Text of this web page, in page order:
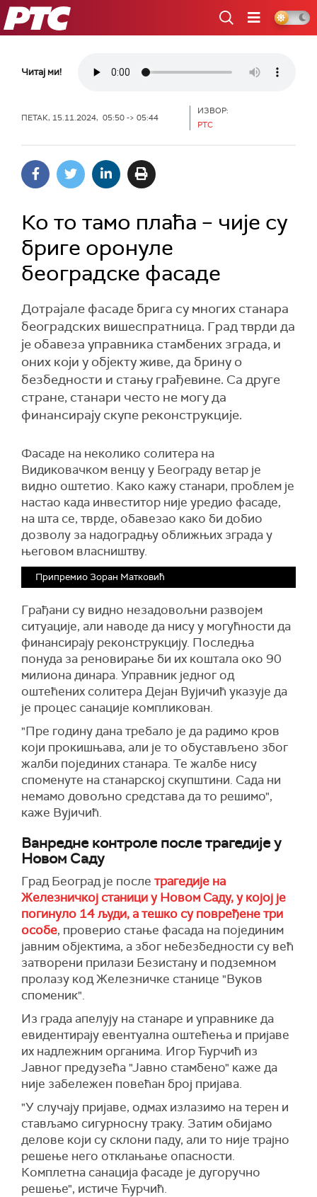
РТС
Читај ми!
ПЕТАК, 15.11.2024, 05:50 -> 05:44
ИЗВОР:
РТС
Ко то тамо плаћа – чије су
бриге оронуле
београдске фасаде
Дотрајале фасаде брига су многих станара
београдских вишеспратница. Град тврди да
је обавеза управника стамбених зграда, и
оних који у објекту живе, да брину о
безбедности и стању грађевине. Са друге
стране, станари често не могу да
финансирају скупе реконструкције.
Фасаде на неколико солитера на
Видиковачком венцу у Београду ветар је
видно оштетио. Како кажу станари, проблем је
настао када инвеститор није уредио фасаде,
на шта се, тврде, обавезао како би добио
дозволу за надоградњу оближњих зграда у
његовом власништву.
Припремио Зоран Матковић
Грађани су видно незадовољни развојем
ситуације, али наводе да нису у могућности да
финансирају реконструкцију. Последња
понуда за реновирање би их коштала око 90
милиона динара. Управник једног од
оштећених солитера Дејан Вујичић указује да
је процес санације компликован.
"Пре годину дана требало је да радимо кров
који прокишњава, али је то обустављено због
жалби појединих станара. Те жалбе нису
споменуте на станарској скупштини. Сада ни
немамо довољно средстава да то решимо",
каже Вујичић.
Ванредне контроле после трагедије у
Новом Саду
Град Београд је после трагедије на
Железничкој станици у Новом Саду, у којој је
погинуло 14 људи, а тешко су повређене три
особе, проверио стање фасада на појединим
јавним објектима, а због небезбедности су већ
затворени прилази Безистану и подземном
пролазу код Железничке станице "Вуков
споменик".
Из града апелују на станаре и управнике да
евидентирају евентуална оштећења и пријаве
их надлежним органима. Игор Ћурчић из
Јавног предузећа "Јавно стамбено" каже да
није забележен повећан број пријава.
"У случају пријаве, одмах излазимо на терен и
стављамо сигурносну траку. Затим обијамо
делове који су склони паду, али то није трајно
решење него отклањање опасности.
Комплетна санација фасаде је дугоручно
решење", истиче Ћурчић.